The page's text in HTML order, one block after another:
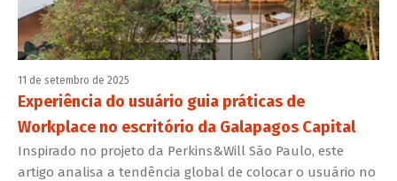
11 de setembro de 2025
Experiência do usuário guia práticas de
Workplace no escritório da Galapagos Capital
Inspirado no projeto da Perkins&Will São Paulo, este
artigo analisa a tendência global de colocar o usuário no